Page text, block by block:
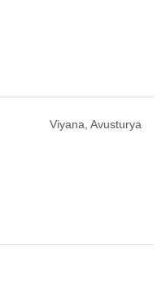
Viyana, Avusturya